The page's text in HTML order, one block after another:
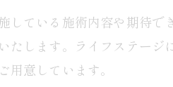
している施術内容や期待
たします。ライフステー
意しています。